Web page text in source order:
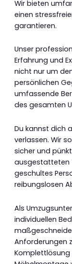
Wir bieten
einen
garantieren.
Unser
Erfahrung und
nicht nur um
persönlichen
umfassende
des gesamten
Du kannst dich
verlassen. Wir
sicher und
ausgestatteten
geschultes
reibungslosen
Als
individuellen
Anforderungen
Komplettlösung